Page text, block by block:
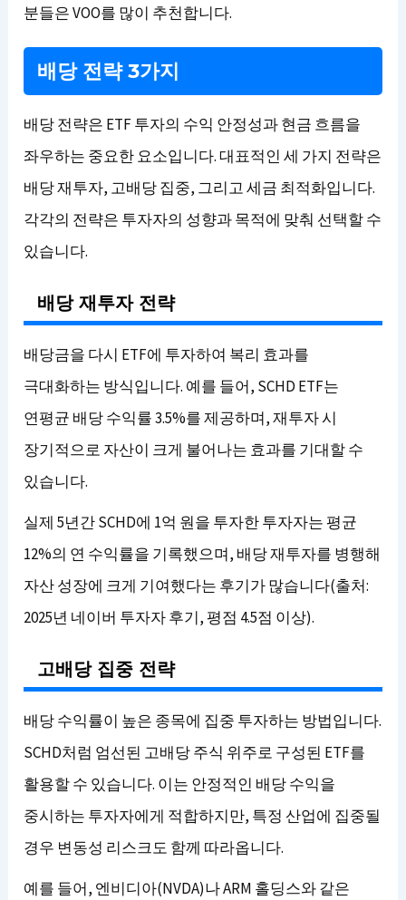
분들은 VOO를 많이 추천합니다.
배당 전략 3가지
배당 전략은 ETF 투자의 수익 안정성과 현금 흐름을
좌우하는 중요한 요소입니다. 대표적인 세 가지 전략은
배당 재투자, 고배당 집중, 그리고 세금 최적화입니다.
각각의 전략은 투자자의 성향과 목적에 맞춰 선택할 수
있습니다.
배당 재투자 전략
배당금을 다시 ETF에 투자하여 복리 효과를
극대화하는 방식입니다. 예를 들어, SCHD ETF는
연평균 배당 수익률 3.5%를 제공하며, 재투자 시
장기적으로 자산이 크게 불어나는 효과를 기대할 수
있습니다.
실제 5년간 SCHD에 1억 원을 투자한 투자자는 평균
12%의 연 수익률을 기록했으며, 배당 재투자를 병행해
자산 성장에 크게 기여했다는 후기가 많습니다(출처:
2025년 네이버 투자자 후기, 평점 4.5점 이상).
고배당 집중 전략
배당 수익률이 높은 종목에 집중 투자하는 방법입니다.
SCHD처럼 엄선된 고배당 주식 위주로 구성된 ETF를
활용할 수 있습니다. 이는 안정적인 배당 수익을
중시하는 투자자에게 적합하지만, 특정 산업에 집중될
경우 변동성 리스크도 함께 따라옵니다.
예를 들어, 엔비디아(NVDA)나 ARM 홀딩스와 같은